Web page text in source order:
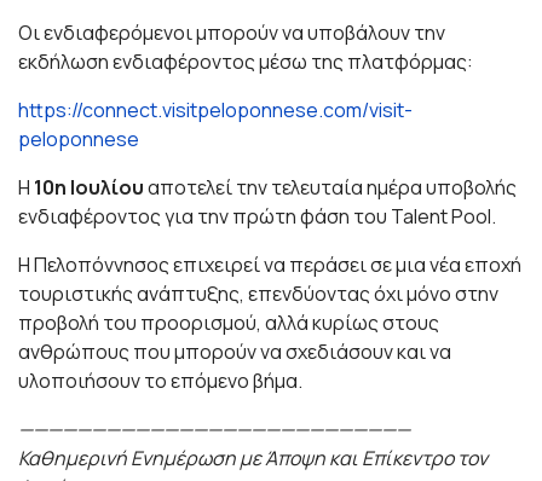
Οι ενδιαφερόμενοι μπορούν να υποβάλουν την
εκδήλωση ενδιαφέροντος μέσω της πλατφόρμας:
https://connect.visitpeloponnese.com/visit-
peloponnese
Η 10η Ιουλίουαποτελεί την τελευταία ημέρα υποβολής
ενδιαφέροντος για την πρώτη φάση του Talent Pool.
Η Πελοπόννησος επιχειρεί να περάσει σε μια νέα εποχή
τουριστικής ανάπτυξης, επενδύοντας όχι μόνο στην
προβολή του προορισμού, αλλά κυρίως στους
ανθρώπους που μπορούν να σχεδιάσουν και να
υλοποιήσουν το επόμενο βήμα.
———————————————————————————
Καθημερινή Ενημέρωση με Άποψη και Επίκεντρο τον